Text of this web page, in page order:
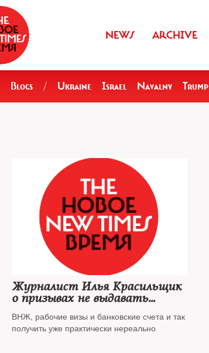
NEWS ARCHIVE
Blogs / Ukraine Israel Navalny Trump
Журналист Илья Красильщик
о призывах не выдавать
шенгенские визы россиянам
ВНЖ, рабочие визы и банковские счета и так
получить уже практически нереально